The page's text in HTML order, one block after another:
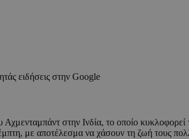
ειδήσεις στην Google
στην Ινδία, το οποίο
με αποτέλεσμα να χάσουν τη ζωή τους